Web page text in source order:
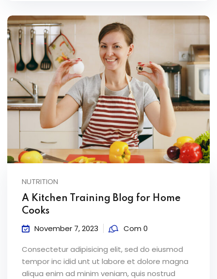
NUTRITION
A Kitchen Training Blog for Home
Cooks
November 7, 2023 Com 0
Consectetur adipisicing elit, sed do eiusmod
tempor inc idid unt ut labore et dolore magna
aliqua enim ad minim veniam, quis nostrud